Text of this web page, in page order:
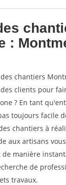
votes
:
chantiers
clients pour
? En tant
toujours facile
chantiers à
aux artisans
manière
de
travaux.